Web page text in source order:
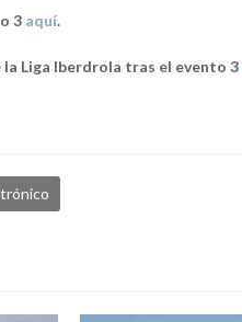
3 aquí.
Liga Iberdrola tras el evento 3